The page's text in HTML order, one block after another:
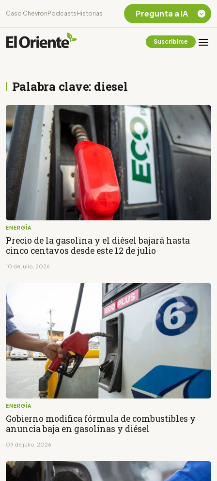
Caso Chevron Podcasts Historias
Suscribirse
Palabra clave: diesel
ENERGÍA
Precio de la gasolina y el diésel bajará hasta
cinco centavos desde este 12 de julio
10 de julio, 2026
ENERGÍA
Gobierno modifica fórmula de combustibles y
anuncia baja en gasolinas y diésel
09 de julio, 2026
Pregunta a IA
Amazonia Ecuatoriana
¿En que consiste la
tasa minera que rige en
Ecuador?